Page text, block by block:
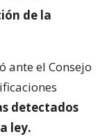
de la
ante el Consejo
detectados
ley.